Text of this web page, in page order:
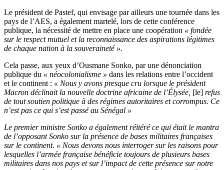
Le président de Pastef, qui envisage par ailleurs une tournée dans les
pays de l’AES, a également martelé, lors de cette conférence
publique, la nécessité de mettre en place une coopération « fondée
sur le respect mutuel et la reconnaissance des aspirations légitimes
de chaque nation à la souveraineté ».
Cela passe, aux yeux d’Ousmane Sonko, par une dénonciation
publique du « néocolonialisme » dans les relations entre l’occident
et le continent : « Nous y avons presque cru lorsque le président
Macron déclinait la nouvelle doctrine africaine de l’Élysée, [le] refus
de tout soutien politique à des régimes autoritaires et corrompus. Ce
n’est pas ce qui s’est passé au Sénégal »
Le premier ministre Sonko a également réitéré ce qui était le mantra
de l’opposant Sonko sur la présence de bases militaires françaises
sur le continent. « Nous devons nous interroger sur les raisons pour
lesquelles l’armée française bénéficie toujours de plusieurs bases
militaires dans nos pays et sur l’impact de cette présence sur notre